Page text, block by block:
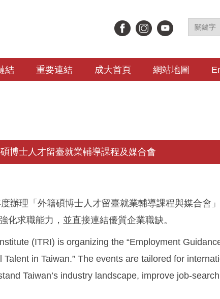
結 重要連結 成大首頁 網站地圖
博士人才留臺就業輔導課程及媒合會
辦理「外籍碩博士人才留臺就業輔導課程與媒合會
求職能力，並直接連結優質企業職缺。
(ITRI) is organizing the “Employment
in Taiwan.” The events are tailored for
Taiwan’s industry landscape, improve job-